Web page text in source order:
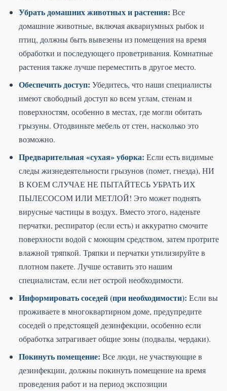
Убрать домашних животных и растения: Все
домашние животные, включая аквариумных рыбок и
птиц, должны быть вывезены из помещения на время
обработки и последующего проветривания. Комнатные
растения также лучше переместить в другое место.
Обеспечить доступ: Убедитесь, что наши специалисты
имеют свободный доступ ко всем углам, стенам и
поверхностям, особенно в местах, где могли обитать
грызуны. Отодвиньте мебель от стен, насколько это
возможно.
Предварительная «сухая» уборка: Если есть видимые
следы жизнедеятельности грызунов (помет, гнезда), НИ
В КОЕМ СЛУЧАЕ НЕ ПЫТАЙТЕСЬ УБРАТЬ ИХ
ПЫЛЕСОСОМ ИЛИ МЕТЛОЙ! Это может поднять
вирусные частицы в воздух. Вместо этого, наденьте
перчатки, респиратор (если есть) и аккуратно смочите
поверхности водой с моющим средством, затем протрите
влажной тряпкой. Тряпки и перчатки утилизируйте в
плотном пакете. Лучше оставить это нашим
специалистам, если нет острой необходимости.
Информировать соседей (при необходимости): Если вы
проживаете в многоквартирном доме, предупредите
соседей о предстоящей дезинфекции, особенно если
обработка затрагивает общие зоны (подвалы, чердаки).
Покинуть помещение: Все люди, не участвующие в
дезинфекции, должны покинуть помещение на время
проведения работ и на период экспозиции